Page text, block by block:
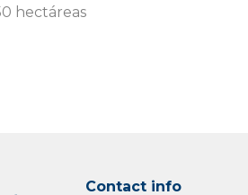
hectáreas
Contact info